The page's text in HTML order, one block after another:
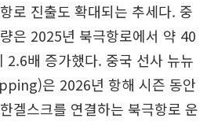
로 진출도 확대되는 추세다. 중
은 2025년 북극항로에서 약 40
2.6배 증가했다. 중국 선사 뉴뉴
은 2026년 항해 시즌 동안
겔스크를 연결하는 북극항로 운